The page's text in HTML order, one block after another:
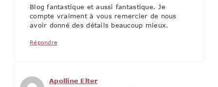
Blog fantastique et aussi fantastique. Je
compte vraiment à vous remercier de nous
avoir donné des détails beaucoup mieux.
Répondre
Apolline Elter